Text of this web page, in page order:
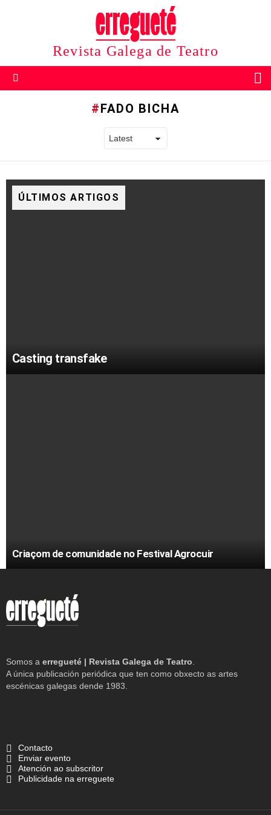
Revista Galega de Teatro
FADO BICHA
ÚLTIMOS ARTIGOS
Casting transfake
Criaçom de comunidade no Festival Agrocuir
Somos a erregueté | Revista Galega de Teatro
A única publicación periódica que ten como obxecto as artes
escénicas galegas dende 1983.
Contacto
Enviar evento
Atención ao subscritor
Publicidade na erreguete